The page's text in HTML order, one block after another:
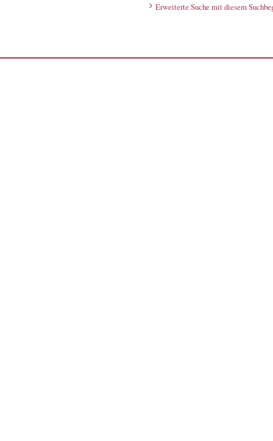
Erweiterte Suche mit diesem